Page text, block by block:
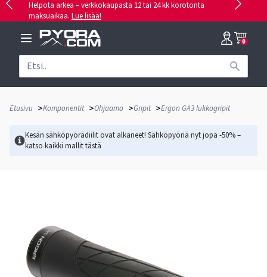
Helpota arkea – verkkokaupasta 12 tai 24 kk korotonta
maksuaikaa. Lue lisää!
0
Etusivu >Komponentit >Ohjaamo >Gripit >Ergon GA3 lukkogripit
Kesän sähköpyörädiilit ovat alkaneet! Sähköpyöriä nyt jopa -50% –
katso kaikki mallittästä